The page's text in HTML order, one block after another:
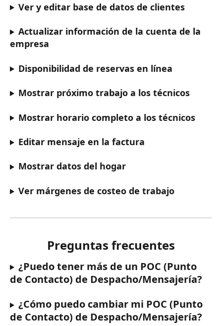
Ver y editar base de datos de clientes
Actualizar información de la cuenta de la
empresa
Disponibilidad de reservas en línea
Mostrar próximo trabajo a los técnicos
Mostrar horario completo a los técnicos
Editar mensaje en la factura
Mostrar datos del hogar
Ver márgenes de costeo de trabajo
Preguntas frecuentes
¿Puedo tener más de un POC (Punto
de Contacto) de Despacho/Mensajería?
¿Cómo puedo cambiar mi POC (Punto
de Contacto) de Despacho/Mensajería?